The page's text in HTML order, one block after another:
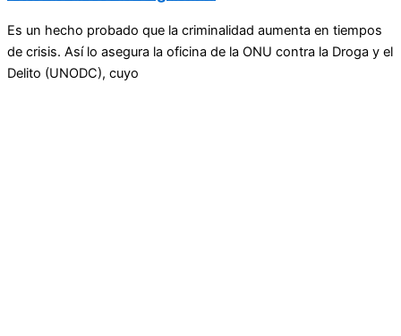
Es un hecho probado que la criminalidad aumenta en tiempos
de crisis. Así lo asegura la oficina de la ONU contra la Droga y el
Delito (UNODC), cuyo